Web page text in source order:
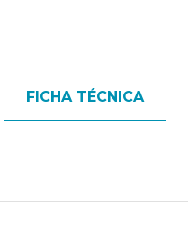
FICHA TÉCNICA